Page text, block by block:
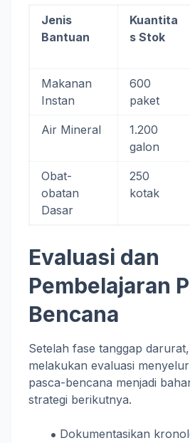
Jenis
Bantuan
Kuantita
s Stok
Makanan
Instan
600
paket
Air Mineral
1.200
galon
Obat-
obatan
Dasar
250
kotak
Evaluasi dan
Pembelajaran
Bencana
Setelah fase tanggap
melakukan evaluasi
pasca-bencana menjadi
strategi berikutnya.
Dokumentasikan